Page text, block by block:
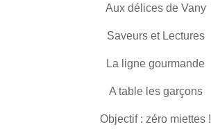
Aux délices de Vany
Saveurs et Lectures
La ligne gourmande
A table les garçons
Objectif : zéro miettes !